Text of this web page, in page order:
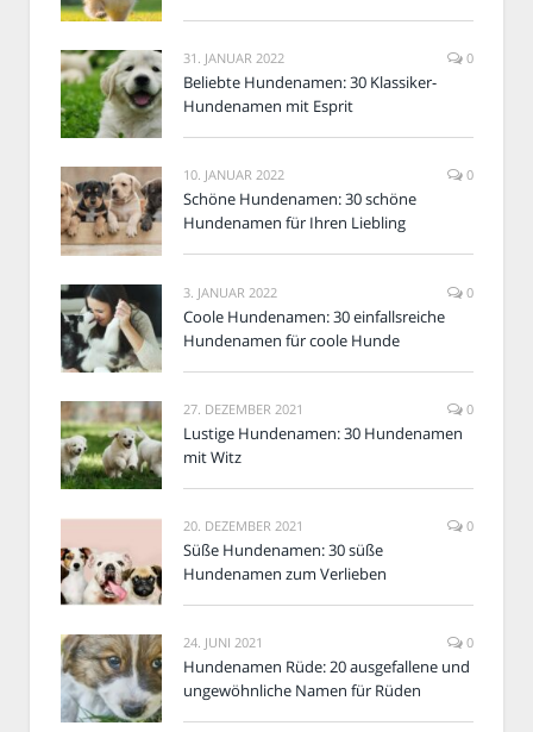
31. JANUAR 2022 0
Beliebte Hundenamen: 30 Klassiker-
Hundenamen mit Esprit
10. JANUAR 2022 0
Schöne Hundenamen: 30 schöne
Hundenamen für Ihren Liebling
3. JANUAR 2022 0
Coole Hundenamen: 30 einfallsreiche
Hundenamen für coole Hunde
27. DEZEMBER 2021 0
Lustige Hundenamen: 30 Hundenamen
mit Witz
20. DEZEMBER 2021 0
Süße Hundenamen: 30 süße
Hundenamen zum Verlieben
24. JUNI 2021 0
Hundenamen Rüde: 20 ausgefallene und
ungewöhnliche Namen für Rüden